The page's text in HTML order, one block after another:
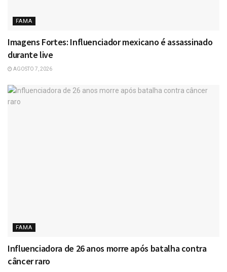
FAMA
Imagens Fortes: Influenciador mexicano é assassinado
durante live
AGOSTO 7, 2026
FAMA
Influenciadora de 26 anos morre após batalha contra
câncer raro